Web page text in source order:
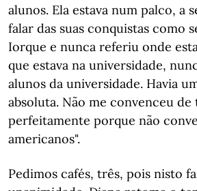
alunos. Ela estava num palco, a
falar das suas conquistas como
Iorque e nunca referiu onde
que estava na universidade,
alunos da universidade. Havia
absoluta. Não me convenceu
perfeitamente porque não
americanos".
Pedimos cafés, três, pois nisto